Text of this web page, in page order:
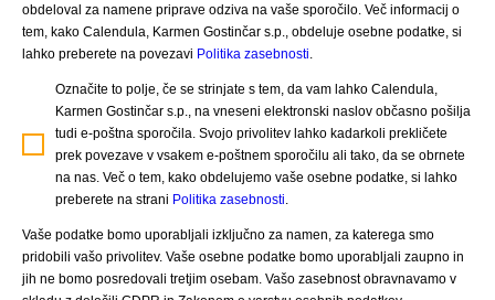
obdeloval za namene priprave odziva na vaše sporočilo. Več informacij o
tem, kako Calendula, Karmen Gostinčar s.p., obdeluje osebne podatke, si
lahko preberete na povezavi Politika zasebnosti
Označite to polje, če se strinjate s tem, da vam lahko Calendula,
Karmen Gostinčar s.p., na vneseni elektronski naslov občasno pošilja
tudi e-poštna sporočila. Svojo privolitev lahko kadarkoli prekličete
prek povezave v vsakem e-poštnem sporočilu ali tako, da se obrnete
na nas. Več o tem, kako obdelujemo vaše osebne podatke, si lahko
preberete na strani Politika zasebnosti
Vaše podatke bomo uporabljali izključno za namen, za katerega smo
pridobili vašo privolitev. Vaše osebne podatke bomo uporabljali zaupno in
jih ne bomo posredovali tretjim osebam. Vašo zasebnost obravnavamo v